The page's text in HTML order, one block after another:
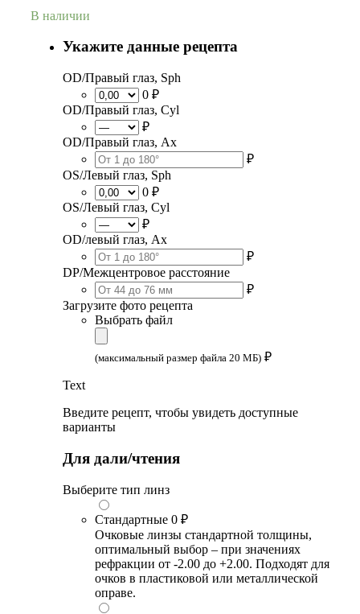
В наличии
Укажите данные рецепта
OD/Правый глаз, Sph
0 ₽
OD/Правый глаз, Cyl
₽
OD/Правый глаз, Ax
₽
OS/Левый глаз, Sph
0 ₽
OS/Левый глаз, Cyl
₽
OD/левый глаз, Ax
₽
DP/Межцентровое расстояние
₽
Загрузите фото рецепта
Выбрать файл
(максимальный размер файла 20 МБ) ₽
Text
Введите рецепт, чтобы увидеть доступные
варианты
Для дали/чтения
Выберите тип линз
Стандартные 0 ₽
Очковые линзы стандартной толщины,
оптимальный выбор – при значениях
рефракции от -2.00 до +2.00. Подходят для
очков в пластиковой или металлической
оправе.